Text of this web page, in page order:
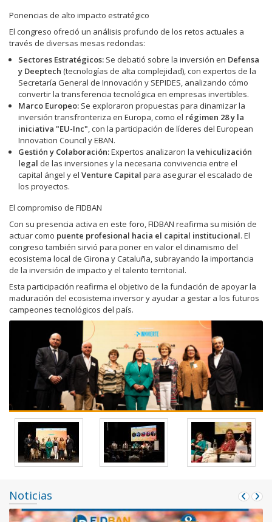
Ponencias de alto impacto estratégico
El congreso ofreció un análisis profundo de los retos actuales a
través de diversas mesas redondas:
Sectores Estratégicos: Se debatió sobre la inversión en Defensa
y Deeptech (tecnologías de alta complejidad), con expertos de la
Secretaría General de Innovación y SEPIDES, analizando cómo
convertir la transferencia tecnológica en empresas invertibles.
Marco Europeo: Se exploraron propuestas para dinamizar la
inversión transfronteriza en Europa, como el régimen 28 y la
iniciativa "EU-Inc", con la participación de líderes del European
Innovation Council y EBAN.
Gestión y Colaboración:Expertos analizaron la vehiculización
legal de las inversiones y la necesaria convivencia entre el
capital ángel y el Venture Capital para asegurar el escalado de
los proyectos.
El compromiso de FIDBAN
Con su presencia activa en este foro, FIDBAN reafirma su misión de
actuar como puente profesional hacia el capital institucional. El
congreso también sirvió para poner en valor el dinamismo del
ecosistema local de Girona y Cataluña, subrayando la importancia
de la inversión de impacto y el talento territorial.
Esta participación reafirma el objetivo de la fundación de apoyar la
maduración del ecosistema inversor y ayudar a gestar a los futuros
campeones tecnológicos del país.
Noticias